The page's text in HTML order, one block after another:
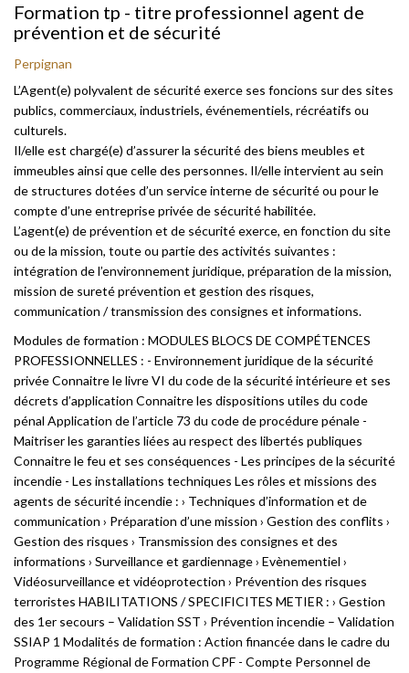
Formation tp - titre professionnel agent de
prévention et de sécurité
Perpignan
L’Agent(e) polyvalent de sécurité exerce ses foncions sur des sites
publics, commerciaux, industriels, événementiels, récréatifs ou
culturels.
Il/elle est chargé(e) d’assurer la sécurité des biens meubles et
immeubles ainsi que celle des personnes. Il/elle intervient au sein
de structures dotées d’un service interne de sécurité ou pour le
compte d’une entreprise privée de sécurité habilitée.
L’agent(e) de prévention et de sécurité exerce, en fonction du site
ou de la mission, toute ou partie des activités suivantes :
intégration de l’environnement juridique, préparation de la mission,
mission de sureté prévention et gestion des risques,
communication / transmission des consignes et informations.
Modules de formation : MODULES BLOCS DE COMPÉTENCES
PROFESSIONNELLES : - Environnement juridique de la sécurité
privée Connaitre le livre VI du code de la sécurité intérieure et ses
décrets d’application Connaitre les dispositions utiles du code
pénal Application de l’article 73 du code de procédure pénale -
Maitriser les garanties liées au respect des libertés publiques
Connaitre le feu et ses conséquences - Les principes de la sécurité
incendie - Les installations techniques Les rôles et missions des
agents de sécurité incendie : › Techniques d’information et de
communication › Préparation d’une mission › Gestion des conflits ›
Gestion des risques › Transmission des consignes et des
informations › Surveillance et gardiennage › Evènementiel ›
Vidéosurveillance et vidéoprotection › Prévention des risques
terroristes HABILITATIONS / SPECIFICITES METIER : › Gestion
des 1er secours – Validation SST › Prévention incendie – Validation
SSIAP 1 Modalités de formation : Action financée dans le cadre du
Programme Régional de Formation CPF - Compte Personnel de